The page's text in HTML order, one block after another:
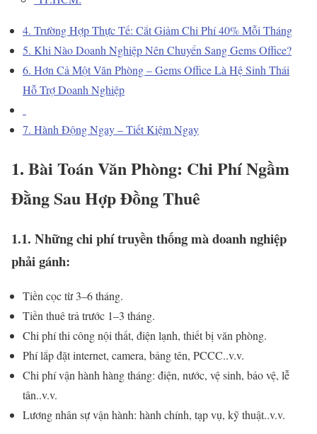
4. Trường Hợp Thực Tế: Cắt Giảm Chi Phí 40% Mỗi Tháng
5. Khi Nào Doanh Nghiệp Nên Chuyển Sang Gems Office?
6. Hơn Cả Một Văn Phòng – Gems Office Là Hệ Sinh Thái
Hỗ Trợ Doanh Nghiệp
7. Hành Động Ngay – Tiết Kiệm Ngay
1. Bài Toán Văn Phòng: Chi Phí Ngầm
Đằng Sau Hợp Đồng Thuê
1.1. Những chi phí truyền thống mà doanh nghiệp
phải gánh:
Tiền cọc từ 3–6 tháng.
Tiền thuê trả trước 1–3 tháng.
Chi phí thi công nội thất, điện lạnh, thiết bị văn phòng.
Phí lắp đặt internet, camera, bảng tên, PCCC..v.v.
Chi phí vận hành hàng tháng: điện, nước, vệ sinh, bảo vệ, lễ
tân..v.v.
Lương nhân sự vận hành: hành chính, tạp vụ, kỹ thuật..v.v.